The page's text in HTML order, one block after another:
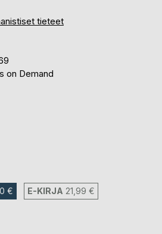
tieteet
on Demand
€ E-KIRJA 21,99 €